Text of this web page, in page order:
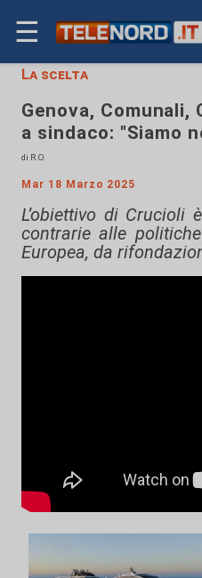
☰
La scelta
Genova,
a sindaco: "Siamo
di R.O.
Mar 18 Marzo 2025
L’obiettivo di Crucioli
contrarie alle
Europea, da